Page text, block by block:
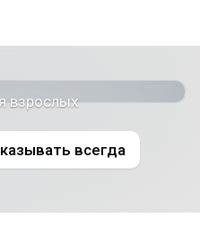
#rio #nsfw
взрослых
всегда